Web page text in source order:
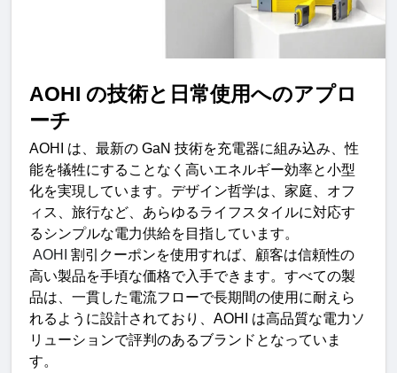
AOHI の技術と日常使用へのアプロ
ーチ
AOHI は、最新の GaN 技術を充電器に組み込み、性
能を犠牲にすることなく高いエネルギー効率と小型
化を実現しています。デザイン哲学は、家庭、オフ
ィス、旅行など、あらゆるライフスタイルに対応す
るシンプルな電力供給を目指しています。
AOHI 割引クーポンを使用すれば、顧客は信頼性の
高い製品を手頃な価格で入手できます。すべての製
品は、一貫した電流フローで長期間の使用に耐えら
れるように設計されており、 AOHI は高品質な電力ソ
リューションで評判のあるブランドとなっていま
す。